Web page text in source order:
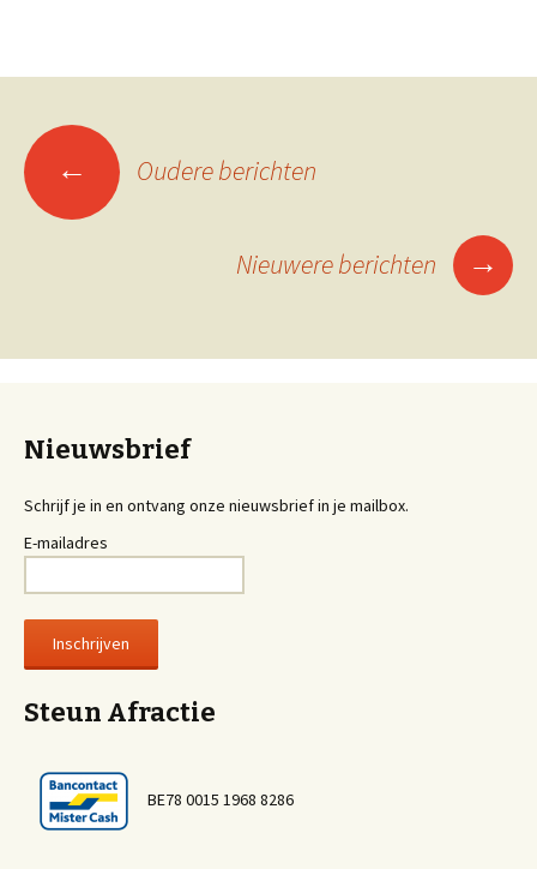
Berichtennavigatie
← Oudere berichten
Nieuwere berichten →
Nieuwsbrief
Schrijf je in en ontvang onze nieuwsbrief in je mailbox.
E-mailadres
Steun Afractie
BE78 0015 1968 8286